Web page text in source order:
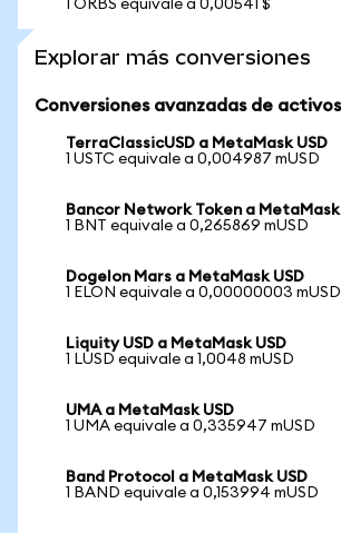
1 ORBS equivale a 0,00541 $
Explorar más conversiones
Conversiones avanzadas de activos
TerraClassicUSD a MetaMask USD
1 USTC equivale a 0,004987 mUSD
Bancor Network Token a MetaMask
1 BNT equivale a 0,265869 mUSD
Dogelon Mars a MetaMask USD
1 ELON equivale a 0,00000003 mUSD
Liquity USD a MetaMask USD
1 LUSD equivale a 1,0048 mUSD
UMA a MetaMask USD
1 UMA equivale a 0,335947 mUSD
Band Protocol a MetaMask USD
1 BAND equivale a 0,153994 mUSD